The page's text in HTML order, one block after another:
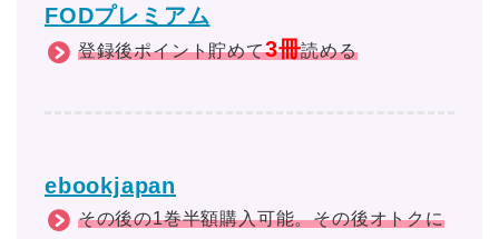
FODプレミアム
登録後ポイント貯めて3冊読める
ebookjapan
その後の1巻半額購入可能。その後オトクに